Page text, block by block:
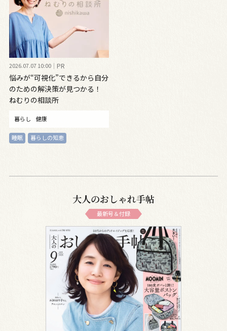
2026.07.07 10:00 PR
悩みが“可視化”できるから自分
のための解決策が見つかる！
ねむりの相談所
暮らし 健康
睡眠 暮らしの知恵
大人のおしゃれ手帖
最新号＆付録